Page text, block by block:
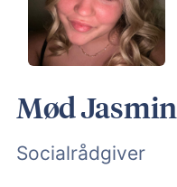
Mød Jasmin
Socialrådgiver